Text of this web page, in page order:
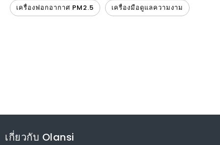
เครื่องฟอกอากาศ PM2.5 เครื่องมือดูแลความงาม
เกี่ยวกับ Olansi